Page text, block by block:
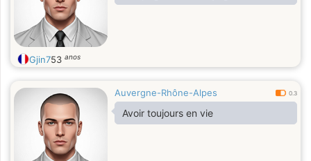
Gjin753 anos
Auvergne-Rhône-Alpes 0.3
Avoir toujours en vie